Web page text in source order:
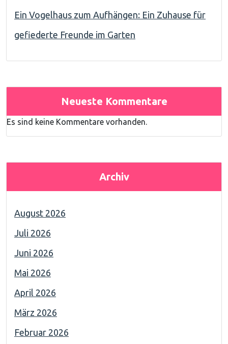
Ein Vogelhaus zum Aufhängen: Ein Zuhause für
gefiederte Freunde im Garten
Neueste Kommentare
Es sind keine Kommentare vorhanden.
Archiv
August 2026
Juli 2026
Juni 2026
Mai 2026
April 2026
März 2026
Februar 2026